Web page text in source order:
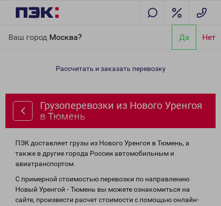
Ваш город Москва? Да Нет
Тюмень
Рассчитать и заказать перевозку
Грузоперевозки из Нового Уренгоя
в Тюмень
ПЭК доставляет грузы из Нового Уренгоя в Тюмень, а
также в другие города России автомобильным и
авиатранспортом.
С примерной стоимостью перевозки по направлению
Новый Уренгой - Тюмень вы можете ознакомиться на
сайте, произвести расчет стоимости с помощью онлайн-